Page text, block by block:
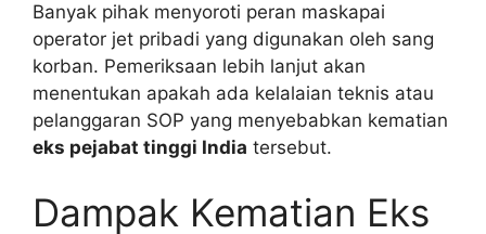
Banyak pihak menyoroti peran maskapai
operator jet pribadi yang digunakan oleh sang
korban. Pemeriksaan lebih lanjut akan
menentukan apakah ada kelalaian teknis atau
pelanggaran SOP yang menyebabkan kematian
eks pejabat tinggi India tersebut.
Dampak Kematian Eks